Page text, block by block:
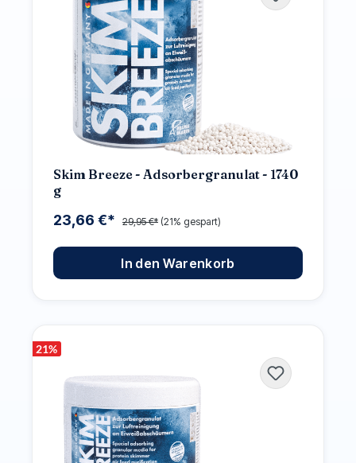
Skim Breeze - Adsorbergranulat - 1740
g
23,66 €* 29,95 €* (21% gespart)
In den Warenkorb
21%